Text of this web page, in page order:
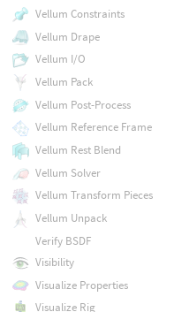
Vellum Constraints
Vellum Drape
Vellum I/O
Vellum Pack
Vellum Post-Process
Vellum Reference Frame
Vellum Rest Blend
Vellum Solver
Vellum Transform Pieces
Vellum Unpack
Verify BSDF
Visibility
Visualize Properties
Visualize Rig